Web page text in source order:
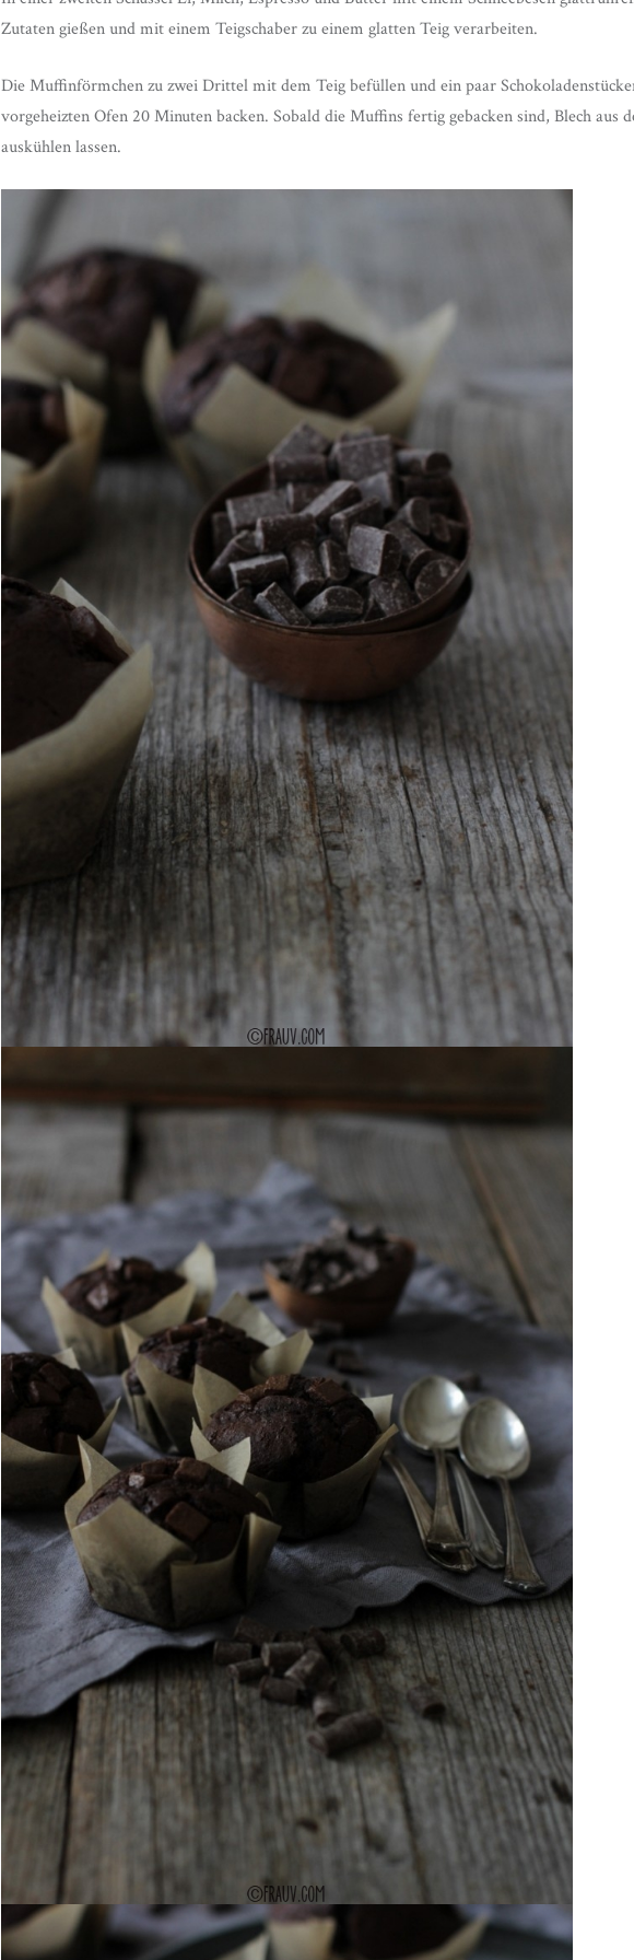
Zutaten gießen und mit einem Teigschaber zu einem glatten Teig verarbeiten.
Die Muffinförmchen zu zwei Drittel mit dem Teig befüllen und ein paar
vorgeheizten Ofen 20 Minuten backen. Sobald die Muffins fertig gebacken sind, Blech aus
auskühlen lassen.